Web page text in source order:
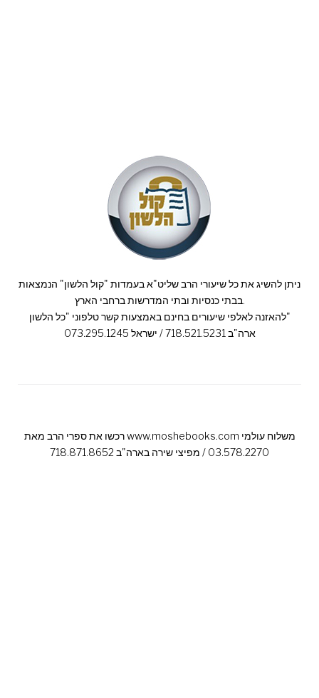
ניתן להשיג את כל שיעורי הרב שליט"א בעמדות "קול הלשון" הנמצאות
בבתי כנסיות ובתי המדרשות ברחבי הארץ.
להאזנה לאלפי שיעורים בחינם באמצעות קשר טלפוני "כל הלשון"
ארה"ב 718.521.5231 / ישראל 073.295.1245
רכשו את ספרי הרב מאת www.moshebooks.com משלוח עולמי
03.578.2270 / מפיצי שירה בארה"ב 718.871.8652